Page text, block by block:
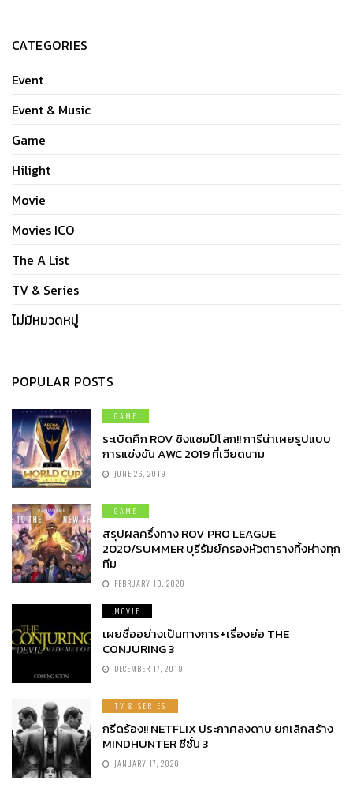
CATEGORIES
Event
Event & Music
Game
Hilight
Movie
Movies ICO
The A List
TV & Series
ไม่มีหมวดหมู่
POPULAR POSTS
GAME
ระเบิดศึก ROV ชิงแชมป์โลก!! การีน่าเผยรูปแบบ
การแข่งขัน AWC 2019 ที่เวียดนาม
JUNE 26, 2019
GAME
สรุปผลครึ่งทาง ROV PRO LEAGUE
2020/SUMMER บุรีรัมย์ครองหัวตารางทิ้งห่างทุก
ทีม
FEBRUARY 19, 2020
MOVIE
เผยชื่ออย่างเป็นทางการ+เรื่องย่อ THE
CONJURING 3
DECEMBER 17, 2019
TV & SERIES
กรีดร้อง!! NETFLIX ประกาศลงดาบ ยกเลิกสร้าง
MINDHUNTER ซีซั่น 3
JANUARY 17, 2020